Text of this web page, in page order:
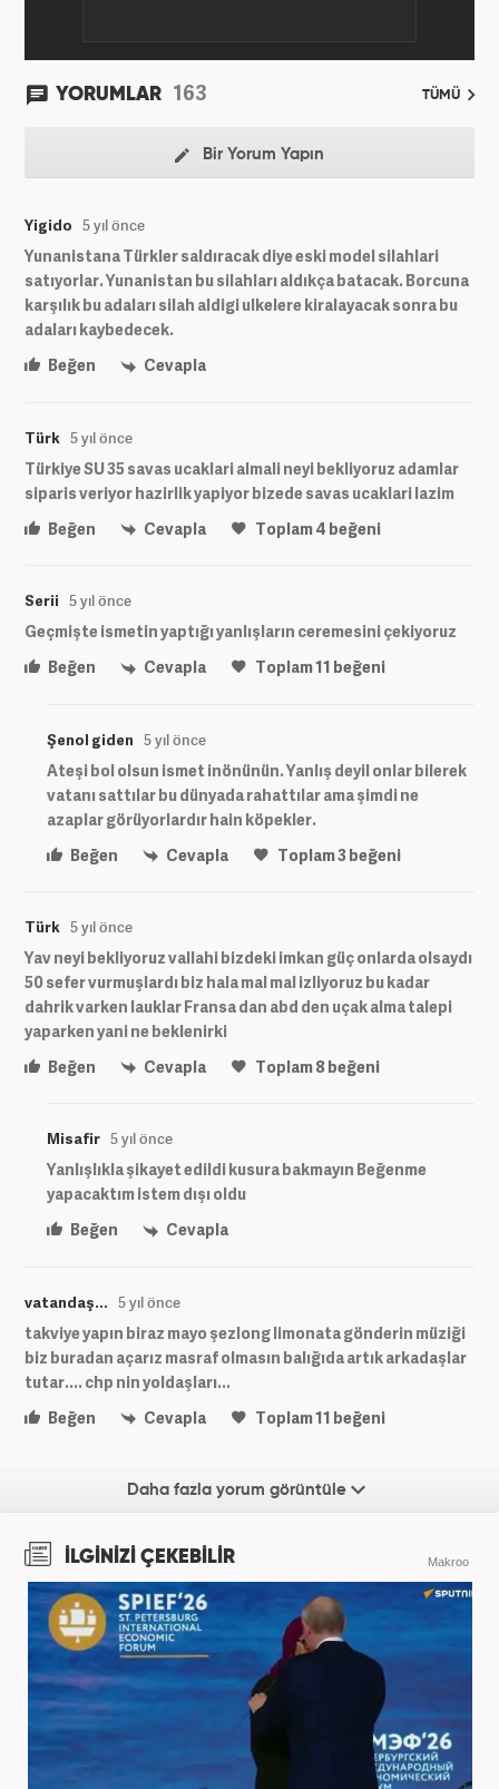
YORUMLAR 163 TÜMÜ
Bir Yorum Yapın
Yigido 5 yıl önce
Yunanistana Türkler saldıracak diye eski model silahlari
satıyorlar. Yunanistan bu silahları aldıkça batacak. Borcuna
karşılık bu adaları silah aldigi ulkelere kiralayacak sonra bu
adaları kaybedecek.
Beğen
Cevapla
Türk 5 yıl önce
Türkiye SU 35 savas ucaklari almali neyi bekliyoruz adamlar
siparis veriyor hazirlik yapiyor bizede savas ucaklari lazim
Beğen
Cevapla Toplam4 beğeni
Serii 5 yıl önce
Geçmişte ismetin yaptığı yanlışların ceremesini çekiyoruz
Beğen
Cevapla Toplam11 beğeni
Şenol giden 5 yıl önce
Ateşi bol olsun ismet inönünün. Yanlış deyil onlar bilerek
vatanı sattılar bu dünyada rahattılar ama şimdi ne
azaplar görüyorlardır hain köpekler.
Beğen
Cevapla Toplam3beğeni
Türk 5 yıl önce
Yav neyi bekliyoruz vallahi bizdeki imkan güç onlarda olsaydı
50 sefer vurmuşlardı biz hala mal mal izliyoruz bu kadar
dahrik varken lauklar Fransa dan abd den uçak alma talepi
yaparken yani ne beklenirki
Beğen
Cevapla Toplam8beğeni
Misafir 5 yıl önce
Yanlışlıkla şikayet edildi kusura bakmayın Beğenme
yapacaktım istem dışı oldu
Beğen
Cevapla
vatandaş... 5 yıl önce
takviye yapın biraz mayo şezlong limonata gönderin müziği
biz buradan açarız masraf olmasın balığıda artık arkadaşlar
tutar.... chp nin yoldaşları...
Beğen
Cevapla Toplam11 beğeni
Daha fazla yorum görüntüle
İLGİNİZİ ÇEKEBİLİR Makroo